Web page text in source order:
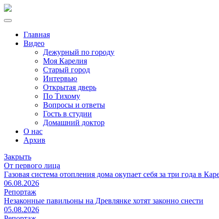
Главная
Видео
Дежурный по городу
Моя Карелия
Старый город
Интервью
Открытая дверь
По Тихому
Вопросы и ответы
Гость в студии
Домашний доктор
О нас
Архив
Закрыть
От первого лица
Газовая система отопления дома окупает себя за три года в
06.08.2026
Репортаж
Незаконные павильоны на Древлянке хотят законно снести
05.08.2026